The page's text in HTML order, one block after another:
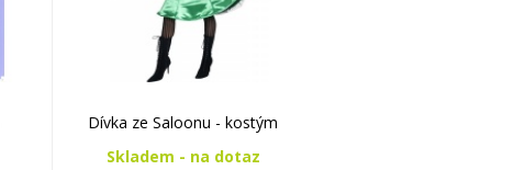
Dívka ze Saloonu - kostým
Skladem - na dotaz